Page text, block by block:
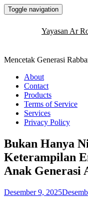
Toggle navigation
Yayasan Ar
Mencetak Generasi
About
Contact
Products
Terms of Service
Services
Privacy Policy
Bukan Hanya
Keterampilan
Anak Generasi
Desember 9, 2025